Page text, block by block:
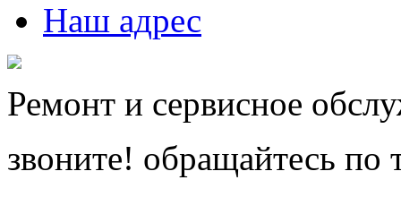
Наш адрес
Ремонт и сервисное
звоните! обращайтесь по